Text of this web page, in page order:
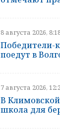
8 августа 2026,
Победители-
поедут в
7 августа 2026,
В
школа для